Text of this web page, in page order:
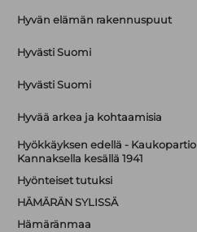
Hyvän elämän rakennuspuut
Hyvästi Suomi
Hyvästi Suomi
Hyvää arkea ja kohtaamisia
Hyökkäyksen edellä - Kaukopartio
Kannaksella kesällä 1941
Hyönteiset tutuksi
HÄMÄRÄN SYLISSÄ
Hämäränmaa